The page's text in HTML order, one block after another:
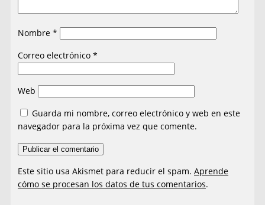
Nombre*
Correo electrónico*
Web
Guarda mi nombre, correo electrónico y web en este
navegador para la próxima vez que comente.
Este sitio usa Akismet para reducir el spam.Aprende
cómo se procesan los datos de tus comentarios.